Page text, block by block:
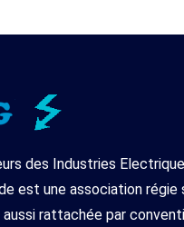
des Industries
est une association régie
rattachée par